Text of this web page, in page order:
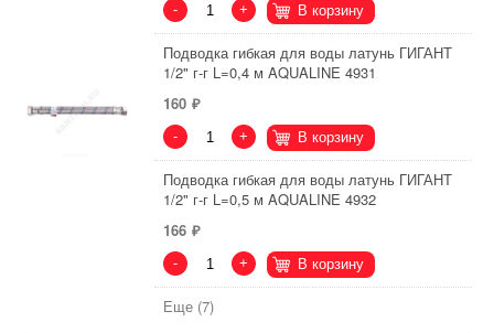
- + В корзину
Подводка гибкая для воды латунь ГИГАНТ
1/2" г-г L=0,4 м AQUALINE 4931
160
- + В корзину
Подводка гибкая для воды латунь ГИГАНТ
1/2" г-г L=0,5 м AQUALINE 4932
166
- + В корзину
Еще (7)